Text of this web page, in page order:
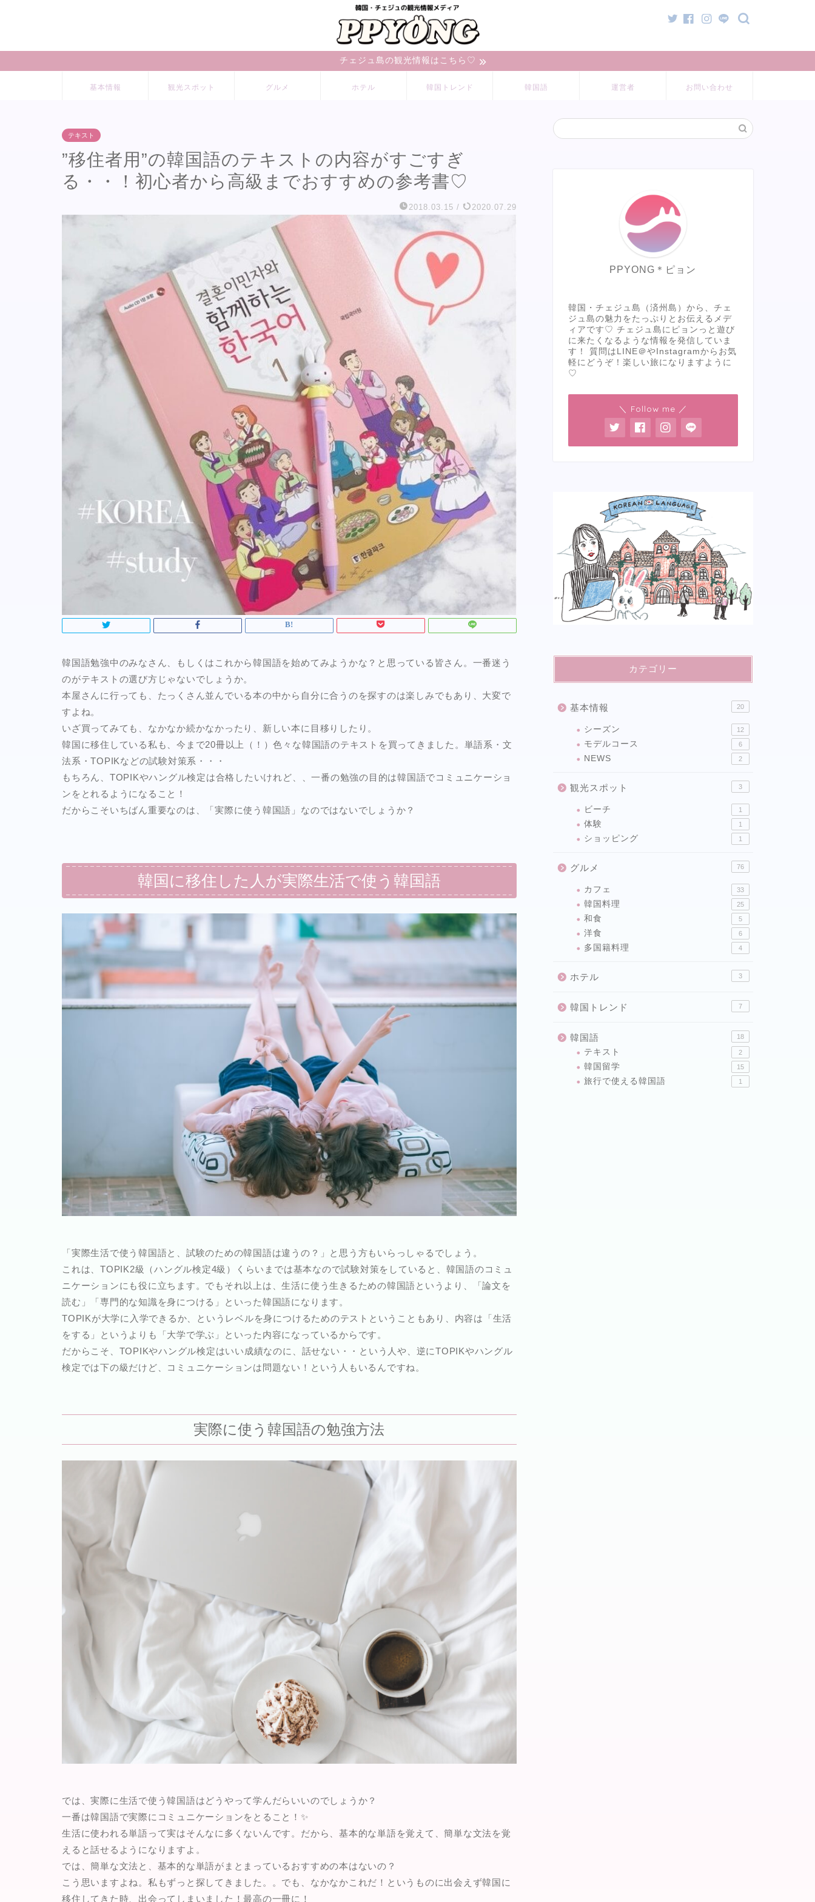
チェジュ島の観光情報はこちら♡
基本情報 観光スポット グルメ ホテル 韓国トレンド 韓国語 運営者 お問い合わせ
テキスト
”移住者用”の韓国語のテキストの内容がすごすぎ
る・・！初心者から高級までおすすめの参考書♡
2018.03.15 / 2020.07.29
韓国語勉強中のみなさん、もしくはこれから韓国語を始めてみようかな？と思っている皆さん。一番迷う
のがテキストの選び方 じゃないでしょうか。
本屋さんに行っても、たっくさん並んでいる本の中から自分に合うのを探すのは楽しみでもあり、大変で
すよね。
いざ買ってみても、 なかなか続かなかったり、新しい本に目移りしたり 。
韓国に移住している私も、今まで20冊以上（！）色々な韓国語のテキストを買ってきました。単語系・文
法系・TOPIKなどの試験対策系・・・
もちろん、TOPIKやハングル検定は合格したいけれど、、一番の勉強の目的は韓国語でコミュニケーショ
ンをとれるようになること ！
だからこそいちばん重要なのは、
「実際に使う韓国語」 なのではないでしょうか？
韓国に移住した人が実際生活で使う韓国語
「実際生活で使う韓国語と、試験のための韓国語は違うの？」と思う方もいらっしゃるでしょう。
これは、TOPIK2級（ハングル検定4級）くらいまでは基本なので試験対策をしていると、韓国語のコミュ
ニケーションにも役に立ちます。でもそれ以上は、生活に使う生きるための韓国語というより、「論文を
読む」「専門的な知識を身につける」といった韓国語になります。
TOPIKが大学に入学できるか、というレベルを身につけるためのテストということもあり、内容は「生活
をする」というよりも「大学で学ぶ」といった内容になっているからです。
だからこそ、 TOPIKやハングル検定はいい成績なのに、話せない・・という人や、逆にTOPIKやハングル
検定では下の級だけど、コミュニケーションは問題ない！という人 もいるんですね。
実際に使う韓国語の勉強方法
では、実際に生活で使う韓国語はどうやって学んだらいいのでしょうか？
一番は韓国語で実際にコミュニケーションをとること！✨
生活に使われる単語って実はそんなに多くないんです。 だから、基本的な単語を覚えて、簡単な文法を覚
えると話せるようになりますよ。
では、簡単な文法と、基本的な単語がまとまっているおすすめの本はないの？
こう思いますよね。私もずっと探してきました。。でも、なかなかこれだ！というものに出会えず韓国に
移住してきた時、出会ってしまいました！最高の一冊に！
PPYONG＊ピョン
韓国・チェジュ島（済州島）から、チェ
ジュ島の魅力をたっぷりとお伝えるメデ
ィアです♡ チェジュ島にピョンっと遊び
に来たくなるような情報を発信していま
す！ 質問はLINE＠やInstagramからお気
軽にどうぞ！楽しい旅になりますように
♡
＼ Follow me ／
カテゴリー
基本情報 20
シーズン 12
モデルコース 6
NEWS 2
観光スポット 3
ビーチ 1
体験 1
ショッピング 1
グルメ 76
カフェ 33
韓国料理 25
和食 5
洋食 6
多国籍料理 4
ホテル 3
韓国トレンド 7
韓国語 18
テキスト 2
韓国留学 15
旅行で使える韓国語 1